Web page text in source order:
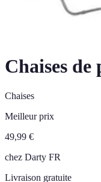
Chaises
Chaises
Meilleur prix
49,99 €
chez Darty FR
Livraison gratuite